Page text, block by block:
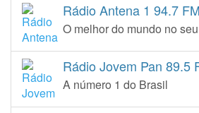
Rádio Antena 1 94.7 FM
O melhor do mundo no
Rádio Jovem Pan 89.5
A número 1 do Brasil